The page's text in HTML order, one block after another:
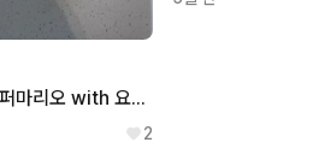
미개봉) 슈퍼마리오 with 요시 제일복권 d상 요시 접시
2